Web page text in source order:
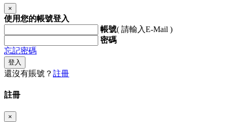
×
使用您的帳號登入
帳號( 請輸入E-Mail )
密碼
忘記密碼
登入
還沒有賬號？ 註冊
註冊
×